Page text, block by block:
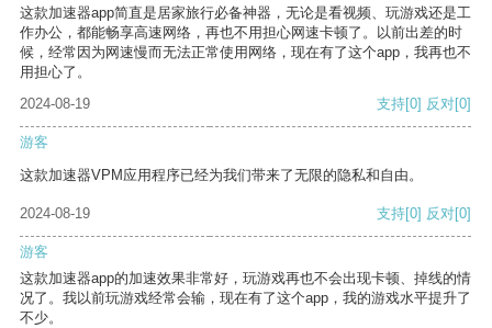
这款加速器app简直是居家旅行必备神器，无论是看视频、玩游戏还是工
作办公，都能畅享高速网络，再也不用担心网速卡顿了。以前出差的时
候，经常因为网速慢而无法正常使用网络，现在有了这个app，我再也不
用担心了。
2024-08-19
支持[0] 反对[0]
游客
这款加速器VPM应用程序已经为我们带来了无限的隐私和自由。
2024-08-19 支持[0] 反对[0]
游客
这款加速器app的加速效果非常好，玩游戏再也不会出现卡顿、掉线的情
况了。我以前玩游戏经常会输，现在有了这个app，我的游戏水平提升了
不少。